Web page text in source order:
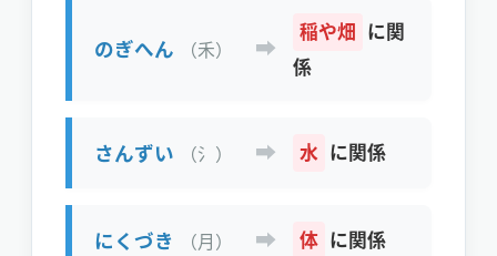
のぎへん （禾） ➡
稲や畑
に関
係
さんずい （氵） ➡ 水 に関係
にくづき （月） ➡ 体 に関係